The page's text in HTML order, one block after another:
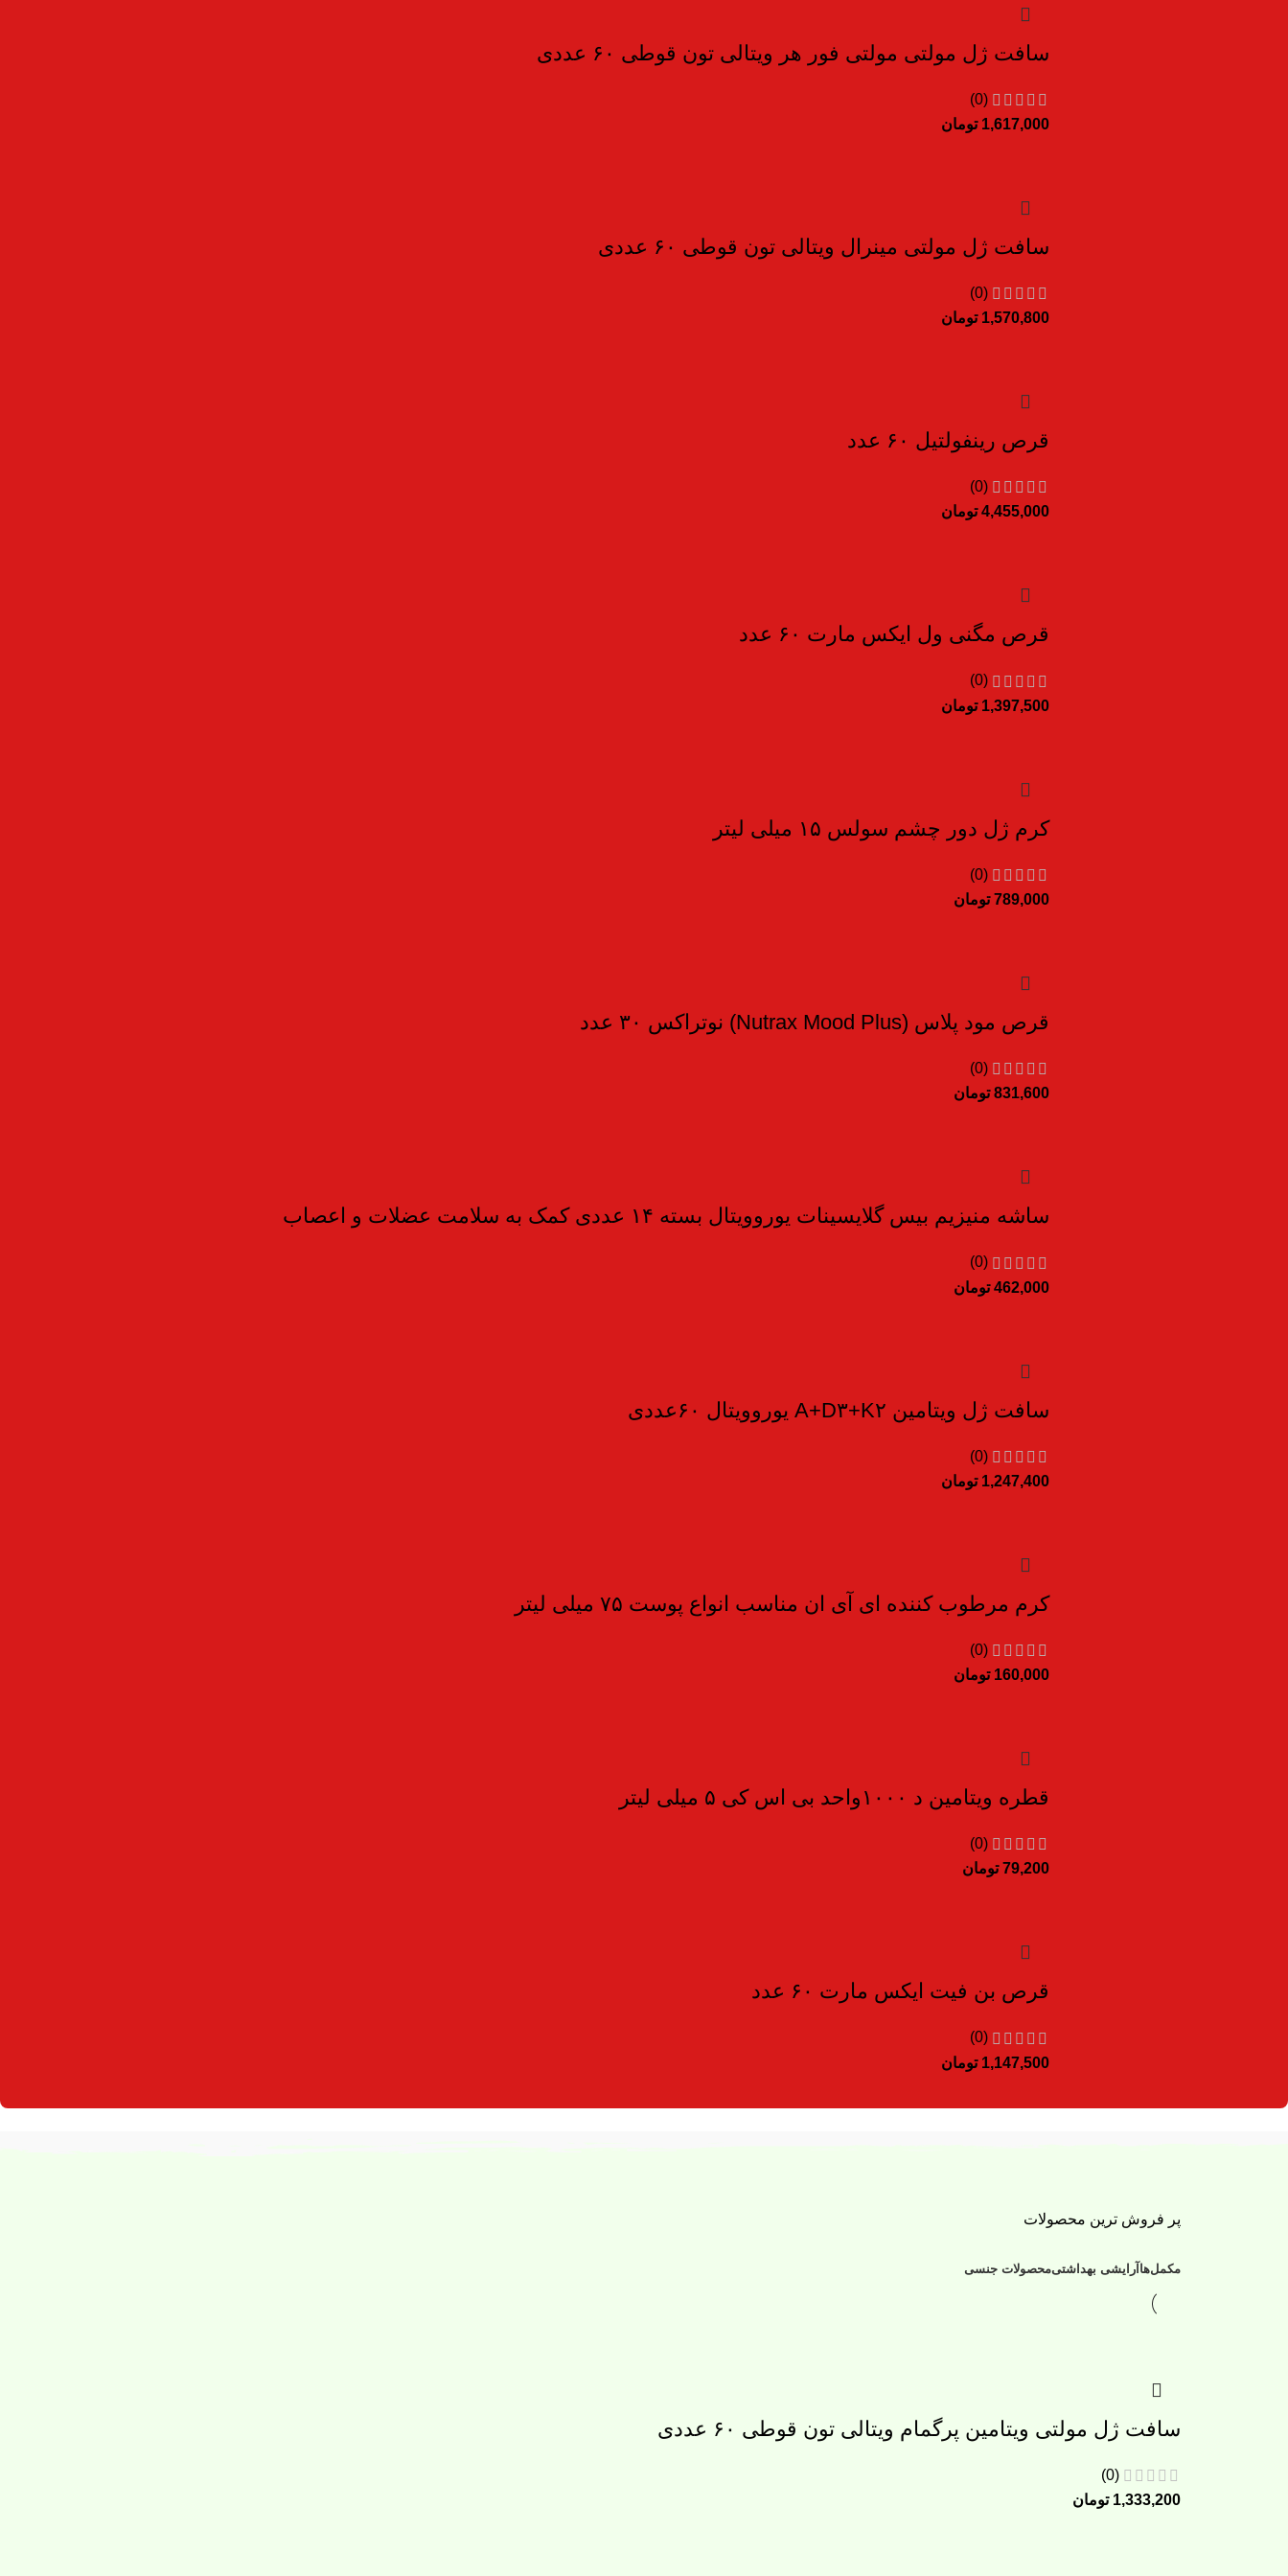
سافت ژل مولتی مولتی فور هر ویتالی تون قوطی ۶۰ عددی
(0)
1,617,000 تومان
سافت ژل مولتی مینرال ویتالی تون قوطی ۶۰ عددی
(0)
1,570,800 تومان
قرص رینفولتیل ۶۰ عدد
(0)
4,455,000 تومان
قرص مگنی ول ایکس مارت ۶۰ عدد
(0)
1,397,500 تومان
کرم ژل دور چشم سولس ۱۵ میلی لیتر
(0)
789,000 تومان
قرص مود پلاس (Nutrax Mood Plus) نوتراکس ۳۰ عدد
(0)
831,600 تومان
ساشه منیزیم بیس گلایسینات یوروویتال بسته ۱۴ عددی کمک به سلامت عضلات و اعصاب
(0)
462,000 تومان
سافت ژل ویتامین A+D۳+K۲ یوروویتال ۶۰عددی
(0)
1,247,400 تومان
کرم مرطوب کننده ای آی ان مناسب انواع پوست ۷۵ میلی لیتر
(0)
160,000 تومان
قطره ویتامین د ۱۰۰۰واحد بی اس کی ۵ میلی لیتر
(0)
79,200 تومان
قرص بن فیت ایکس مارت ۶۰ عدد
(0)
1,147,500 تومان
پر فروش ترین محصولات
مکمل‌ها آرایشی بهداشتیمحصولات جنسی
سافت ژل مولتی ویتامین پرگمام ویتالی تون قوطی ۶۰ عددی
(0)
1,333,200 تومان